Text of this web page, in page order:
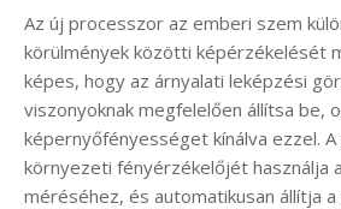
Az új processzor az emberi szem
körülmények közötti képérzékelését
képes, hogy az árnyalati leképzési
viszonyoknak megfelelően állítsa be,
képernyőfényességet kínálva ezzel.
környezeti fényérzékelőjét használja
méréséhez, és automatikusan állítja